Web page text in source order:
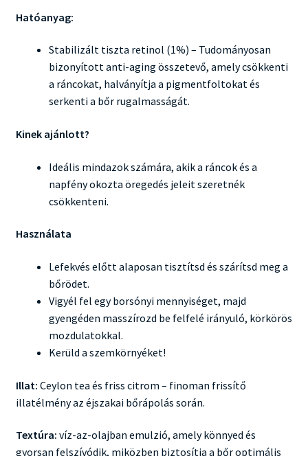
Hatóanyag:
Stabilizált tiszta retinol (1%) – Tudományosan
bizonyított anti-aging összetevő, amely csökkenti
a ráncokat, halványítja a pigmentfoltokat és
serkenti a bőr rugalmasságát.
Kinek ajánlott?
Ideális mindazok számára, akik a ráncok és a
napfény okozta öregedés jeleit szeretnék
csökkenteni.
Használata
Lefekvés előtt alaposan tisztítsd és szárítsd meg a
bőrödet.
Vigyél fel egy borsónyi mennyiséget, majd
gyengéden masszírozd be felfelé irányuló, körkörös
mozdulatokkal.
Kerüld a szemkörnyéket!
Illat: Ceylon tea és friss citrom – finoman frissítő
illatélmény az éjszakai bőrápolás során.
Textúra: víz-az-olajban emulzió, amely könnyed és
gyorsan felszívódik, miközben biztosítja a bőr optimális